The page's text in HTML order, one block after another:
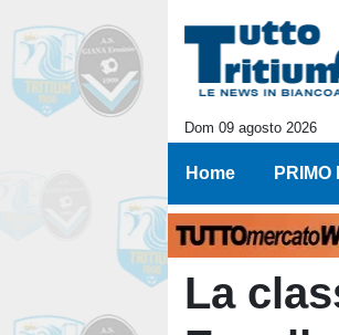
Dom 09 agosto 2026
Home PRIMO
La